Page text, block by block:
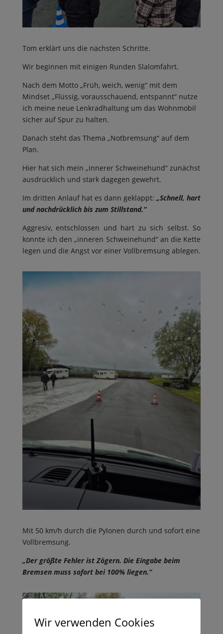
Tom erklärt uns die nächsten Schritte.
Wir beginnen mit einigen Runden Slalomfahrt.
Nach dem Motto „Früh, weich, wenig“ mit dem
Mindset „Flüssig, vorausschauend, entspannt“ nutze
ich meine neue Lenkradhaltung um das Wohnmobil
sicher auf Spur zu halten.
Danach steht das Thema „Notbremsung“ auf dem
Plan.
Hier hat sich mein „innerer Schweinehund“ zunächst
ausdrücklich und stark dagegen gewehrt.
Im dritten Anlauf hat es dann geklappt: „Schnell, hart
und nachdrücklich bis zum Stillstand.“
Aggresiv, entschlossen und hart zu sich selbst. So
konnte ich den „inneren Schweinehund“ an die Kette
legen und die Angst vor einer Vollbremsung ablegen.
Mit 50 km/h durch die Pylonen durch und sofort eine
Vollbremsung.
„Der größte Fehler ist Zögern. Die Eingabe beim
Bremsen muss sofort bei 100% liegen.“
Wir verwenden Cookies